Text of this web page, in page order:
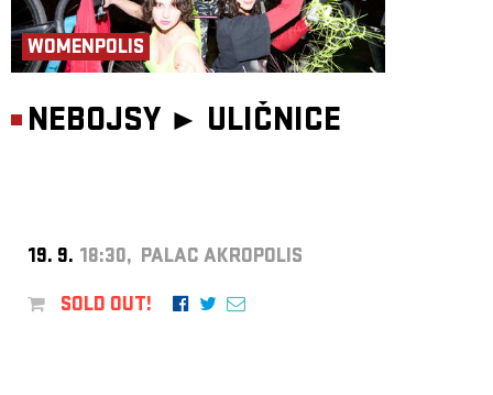
WOMENPOLIS
NEBOJSY ► ULIČNICE
19. 9. 18:30, PALAC AKROPOLIS
SOLD OUT!